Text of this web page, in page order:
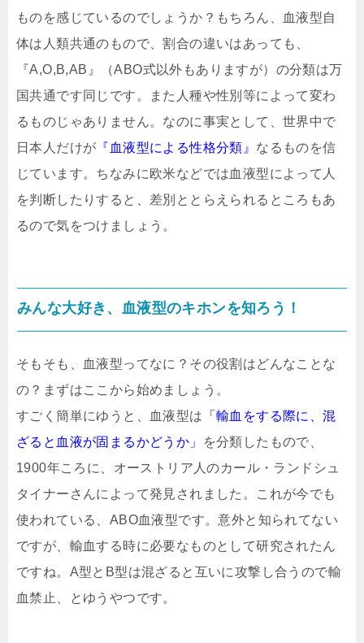
ものを感じているのでしょうか？もちろん、血液型自
体は人類共通のもので、割合の違いはあっても、
『A,O,B,AB』（ABO式以外もありますが）の分類は万
国共通です同じです。また人種や性別等によって変わ
るものじゃありません。なのに事実として、世界中で
日本人だけが 『血液型による性格分類』 なるものを信
じています。ちなみに欧米などでは血液型によって人
を判断したりすると、差別ととらえられるところもあ
るので気をつけましょう。
みんな大好き、血液型のキホンを知ろう！
そもそも、血液型ってなに？その役割はどんなことな
の？まずはここから始めましょう。
すごく簡単にゆうと、血液型は 「輸血をする際に、混
ざると血液が固まるかどうか」
を分類したもので、
1900年ころに、オーストリア人のカール・ランドシュ
タイナーさんによって発見されました。これが今でも
使われている、ABO血液型です。意外と知られてない
ですが、輸血する時に必要なものとして研究されたん
ですね。A型とB型は混ざると互いに攻撃し合うので輸
血禁止、とゆうやつです。